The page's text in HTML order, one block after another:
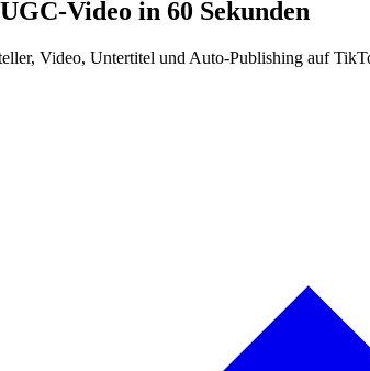
Video in 60 Sekunden
Video, Untertitel und Auto-Publishing auf